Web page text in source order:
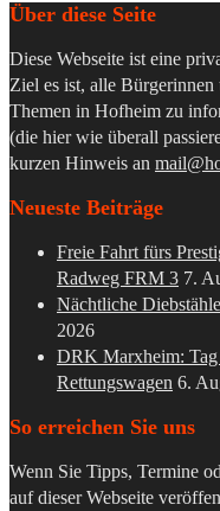
Über diese Seite
Diese Webseite ist eine
Ziel es ist, alle
Themen in Hofheim zu
(die hier wie überall
kurzen Hinweis an
Neueste Beiträge
Freie Fahrt fürs
Radweg FRM 3 7.
Nächtliche
2026
DRK Marxheim:
Rettungswagen 6.
So erreichen Sie uns
Wenn Sie Tipps, Termine
auf dieser Webseite